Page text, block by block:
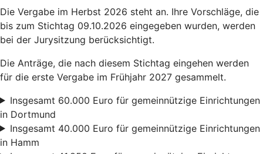
Die Vergabe im Herbst 2026 steht an. Ihre Vorschläge, die
bis zum Stichtag 09.10.2026 eingegeben wurden, werden
bei der Jurysitzung berücksichtigt.
Die Anträge, die nach diesem Stichtag eingehen werden
für die erste Vergabe im Frühjahr 2027 gesammelt.
Insgesamt 60.000 Euro für gemeinnützige Einrichtungen
in Dortmund
Insgesamt 40.000 Euro für gemeinnützige Einrichtungen
in Hamm